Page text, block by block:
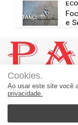
e
Um Jornal a Serviço
Cookies.
Ao usar este site você
privacidade.